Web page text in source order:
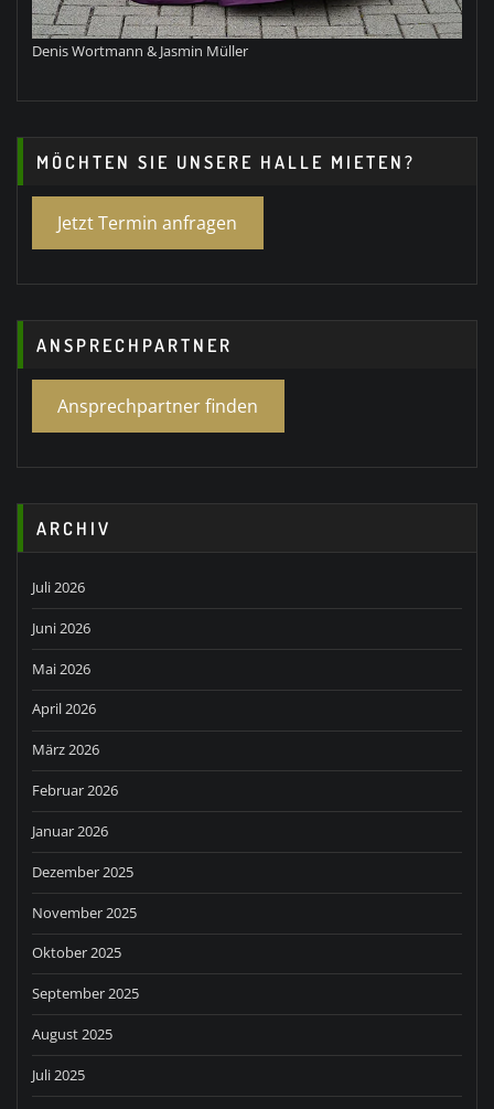
Denis Wortmann & Jasmin Müller
MÖCHTEN SIE UNSERE HALLE MIETEN?
Jetzt Termin anfragen
ANSPRECHPARTNER
Ansprechpartner finden
ARCHIV
Juli 2026
Juni 2026
Mai 2026
April 2026
März 2026
Februar 2026
Januar 2026
Dezember 2025
November 2025
Oktober 2025
September 2025
August 2025
Juli 2025